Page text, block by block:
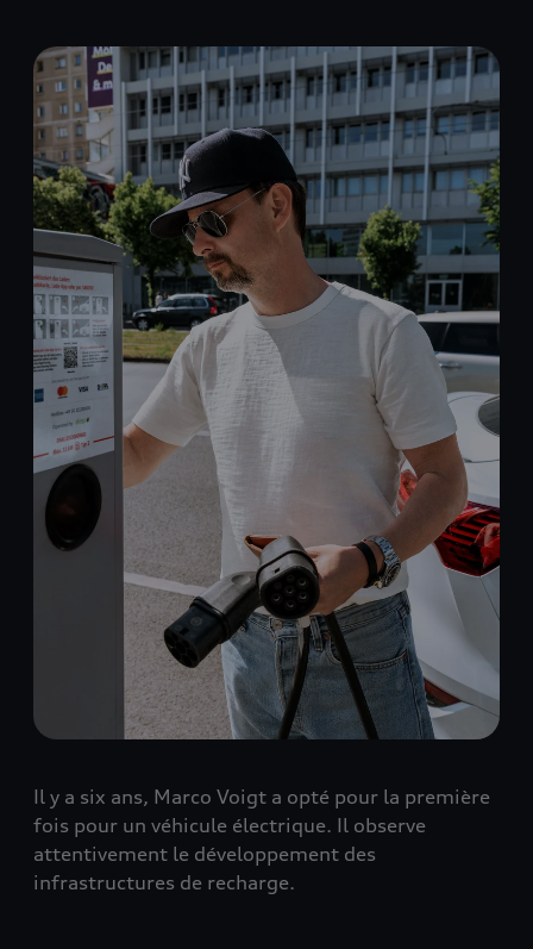
Il y a six ans, Marco Voigt a opté pour la première
fois pour un véhicule électrique. Il observe
attentivement le développement des
infrastructures de recharge.